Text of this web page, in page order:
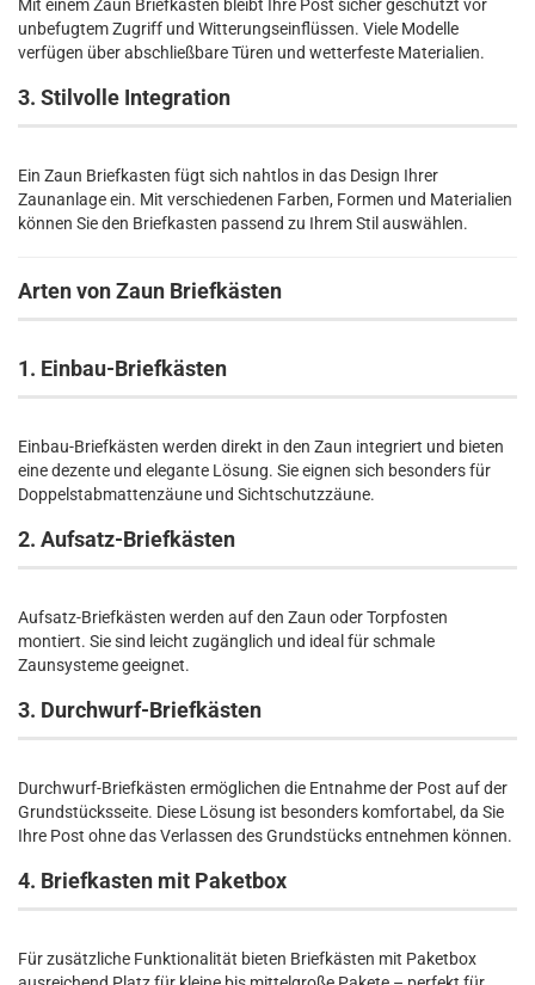
Mit einem Zaun Briefkasten bleibt Ihre Post sicher geschützt vor
unbefugtem Zugriff und Witterungseinflüssen. Viele Modelle
verfügen über abschließbare Türen und wetterfeste Materialien.
3. Stilvolle Integration
Ein Zaun Briefkasten fügt sich nahtlos in das Design Ihrer
Zaunanlage ein. Mit verschiedenen Farben, Formen und Materialien
können Sie den Briefkasten passend zu Ihrem Stil auswählen.
Arten von Zaun Briefkästen
1. Einbau-Briefkästen
Einbau-Briefkästen werden direkt in den Zaun integriert und bieten
eine dezente und elegante Lösung. Sie eignen sich besonders für
Doppelstabmattenzäune und Sichtschutzzäune.
2. Aufsatz-Briefkästen
Aufsatz-Briefkästen werden auf den Zaun oder Torpfosten
montiert. Sie sind leicht zugänglich und ideal für schmale
Zaunsysteme geeignet.
3. Durchwurf-Briefkästen
Durchwurf-Briefkästen ermöglichen die Entnahme der Post auf der
Grundstücksseite. Diese Lösung ist besonders komfortabel, da Sie
Ihre Post ohne das Verlassen des Grundstücks entnehmen können.
4. Briefkasten mit Paketbox
Für zusätzliche Funktionalität bieten Briefkästen mit Paketbox